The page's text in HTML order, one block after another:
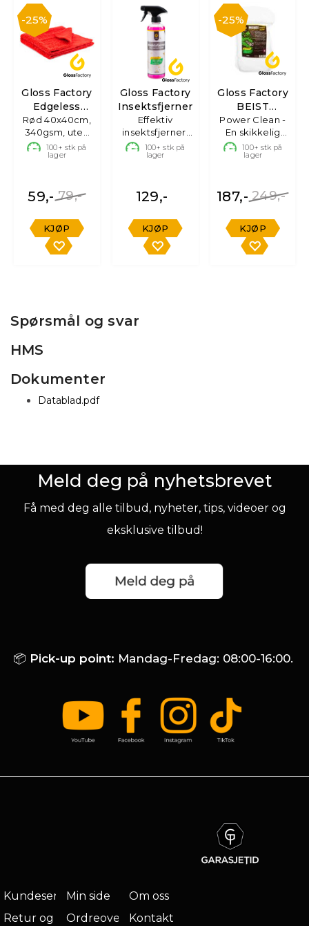
25%
Gloss Factory
Edgeless
Mikrofiberklut
Rød 40x40cm,
340gsm, uten
søm
100+ stk på
lager
79,-
59,-
KJØP
Gloss Factory
Insektsfjerner
Effektiv
insektsfjerner,
500ml
100+ stk på
lager
129,-
KJØP
25%
Gloss Factory
BEIST
Alkalisk
Avfetting
Power Clean -
En skikkelig
tøffing! 3L
100+ stk på
lager
249,-
187,-
KJØP
Spørsmål og svar
HMS
Dokumenter
Datablad.pdf
Meld deg på nyhetsbrevet
Få med deg alle tilbud, nyheter, tips, videoer og
eksklusive tilbud!
📦 Pick-up point: Mandag-Fredag: 08:00-16:00.
Kundeservice
Retur og
Min side
Ordreoversikt
Om oss
Kontakt